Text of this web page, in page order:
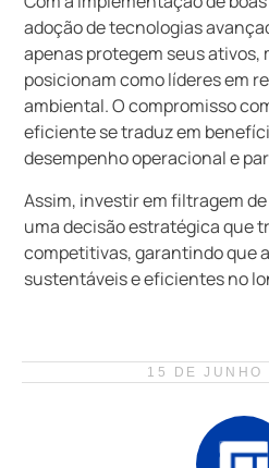
adoção de tecnologias
apenas protegem seus ativos,
posicionam como líderes em
ambiental. O compromisso
eficiente se traduz em
desempenho operacional e
Assim, investir em filtragem
uma decisão estratégica que
competitivas, garantindo que
sustentáveis e eficientes no
15 DE JUNHO